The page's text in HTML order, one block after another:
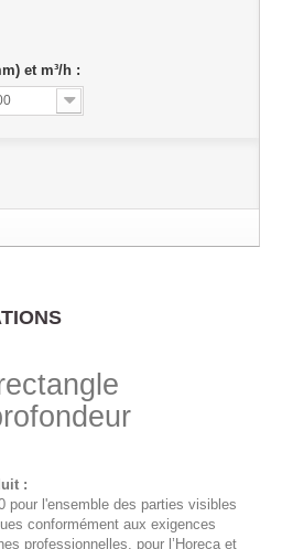
et m³/h :
:
pour l'ensemble des parties visibles
conformément aux exigences
professionnelles, pour l’Horeca et